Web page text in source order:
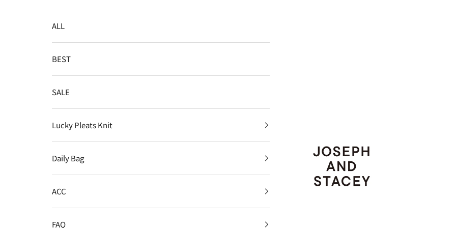
JOSEPH AND STACEY JAPAN
ALL
BEST
SALE
Lucky Pleats Knit
Daily Bag
ACC
FAQ